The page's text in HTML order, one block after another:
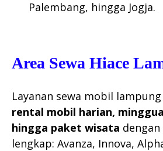
Palembang, hingga Jogja.
Area Sewa Hiace
Layanan sewa mobil
rental mobil harian,
hingga paket wisata
lengkap: Avanza, Innova,